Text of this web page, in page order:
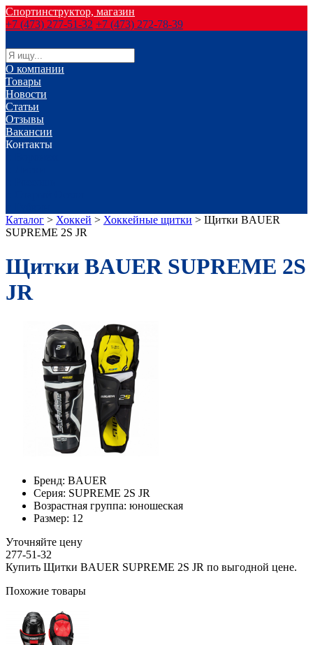
Спортинструктор, магазин
+7 (473) 277-51-32 +7 (473) 272-78-39
О компании
Товары
Новости
Статьи
Отзывы
Вакансии
Контакты
Каталог > Хоккей > Хоккейные щитки > Щитки BAUER
SUPREME 2S JR
Щитки BAUER SUPREME 2S
JR
Бренд: BAUER
Серия: SUPREME 2S JR
Возрастная группа: юношеская
Размер: 12
Уточняйте цену
277-51-32
Купить Щитки BAUER SUPREME 2S JR по выгодной цене.
Похожие товары